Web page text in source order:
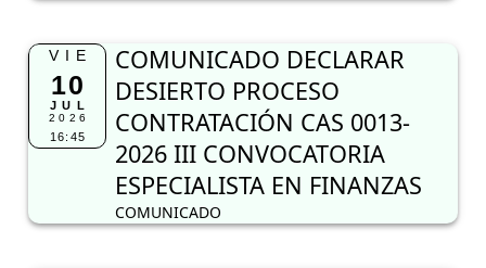
VIE
10
JUL
2026
16:45
COMUNICADO DECLARAR
DESIERTO PROCESO
CONTRATACIÓN CAS 0013-
2026 III CONVOCATORIA
ESPECIALISTA EN FINANZAS
COMUNICADO